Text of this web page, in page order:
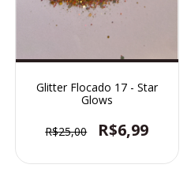
Glitter Flocado 17 - Star
Glows
R$25,00 R$6,99